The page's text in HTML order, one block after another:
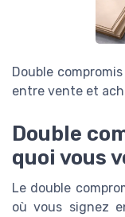
Double
entre vente et
Double
quoi vous
Le double
où vous signez